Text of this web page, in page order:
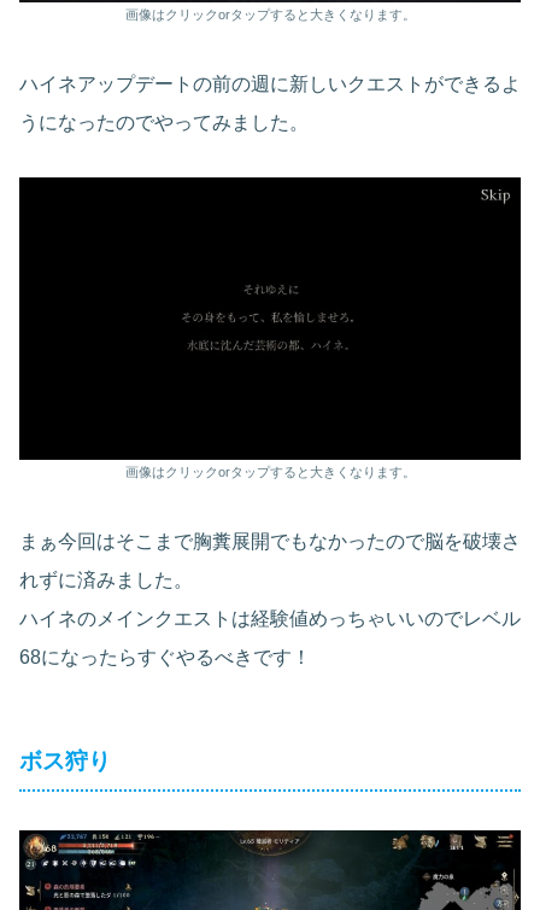
画像はクリックorタップすると大きくなります。
ハイネアップデートの前の週に新しいクエストができるよ
うになったのでやってみました。
画像はクリックorタップすると大きくなります。
まぁ今回はそこまで胸糞展開でもなかったので脳を破壊さ
れずに済みました。
ハイネのメインクエストは経験値めっちゃいいのでレベル
68になったらすぐやるべきです！
ボス狩り